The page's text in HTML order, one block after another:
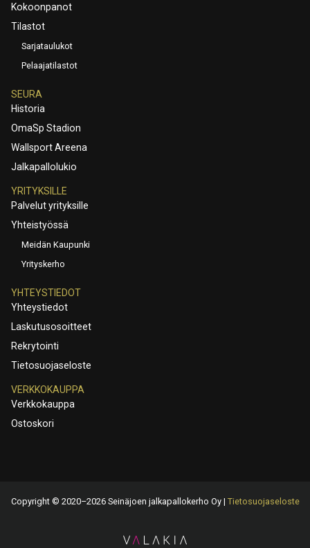
Kokoonpanot
Tilastot
Sarjataulukot
Pelaajatilastot
SEURA
Historia
OmaSp Stadion
Wallsport Areena
Jalkapallolukio
YRITYKSILLE
Palvelut yrityksille
Yhteistyössä
Meidän Kaupunki
Yrityskerho
YHTEYSTIEDOT
Yhteystiedot
Laskutusosoitteet
Rekrytointi
Tietosuojaseloste
VERKKOKAUPPA
Verkkokauppa
Ostoskori
Copyright © 2020–2026 Seinäjoen jalkapallokerho Oy | Tietosuojaseloste